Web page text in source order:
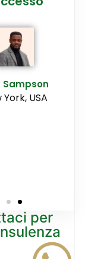
Sampson
York, USA
per